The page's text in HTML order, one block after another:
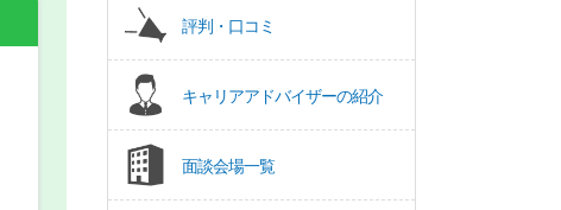
希望の働き方
正社員
評判・口コミ
キャリアアドバイザーの紹介
面談会場一覧